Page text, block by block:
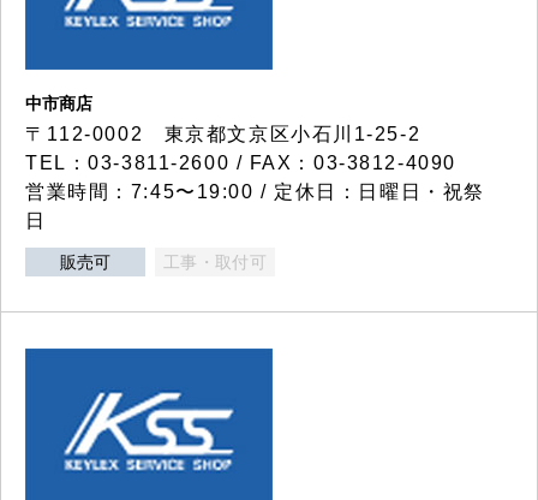
中市商店
〒112-0002 東京都文京区小石川1-25-2
TEL：03-3811-2600 / FAX：03-3812-4090
営業時間：7:45〜19:00 / 定休日：日曜日・祝祭
日
販売可 工事・取付可